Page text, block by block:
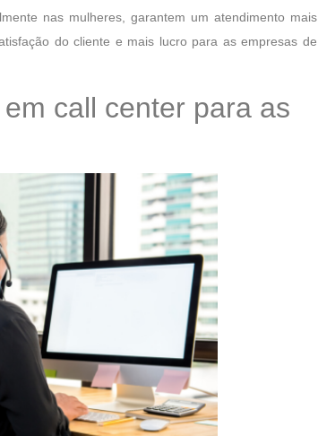
nas mulheres, garantem um atendimento mais
do cliente e mais lucro para as empresas de
call center para as